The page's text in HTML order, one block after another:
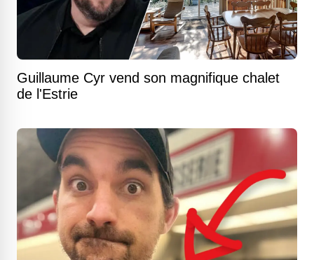
Guillaume Cyr vend son magnifique chalet
de l'Estrie